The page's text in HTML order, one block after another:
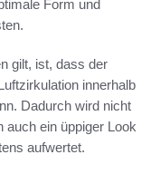
Form und
gilt, ist, dass der
innerhalb
Dadurch wird nicht
auch ein üppiger Look
aufwertet.